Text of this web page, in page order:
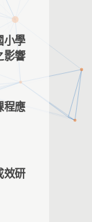
小學
影響
程應
效研